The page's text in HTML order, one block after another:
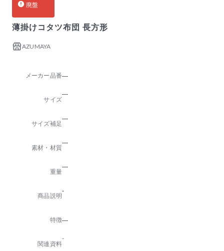
廃盤
薄掛けコタツ布団 長方形
AZUMAYA
メーカー品番---
サイズ
---
サイズ補足
---
素材・材質
---
重量
---
商品説明
-
特徴---
関連資料
-